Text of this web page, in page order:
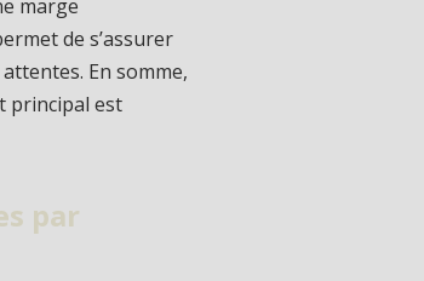
marge
de s’assurer
En somme,
principal est
par